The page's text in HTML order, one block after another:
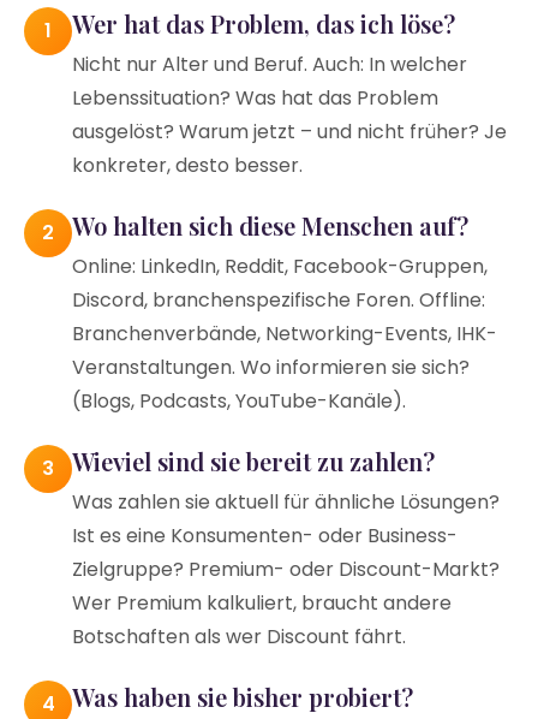
1 Wer hat das Problem, das ich löse?
Nicht nur Alter und Beruf. Auch: In welcher
Lebenssituation? Was hat das Problem
ausgelöst? Warum jetzt – und nicht früher? Je
konkreter, desto besser.
2 Wo halten sich diese Menschen auf?
Online: LinkedIn, Reddit, Facebook-Gruppen,
Discord, branchenspezifische Foren. Offline:
Branchenverbände, Networking-Events, IHK-
Veranstaltungen. Wo informieren sie sich?
(Blogs, Podcasts, YouTube-Kanäle).
3 Wieviel sind sie bereit zu zahlen?
Was zahlen sie aktuell für ähnliche Lösungen?
Ist es eine Konsumenten- oder Business-
Zielgruppe? Premium- oder Discount-Markt?
Wer Premium kalkuliert, braucht andere
Botschaften als wer Discount fährt.
4 Was haben sie bisher probiert?